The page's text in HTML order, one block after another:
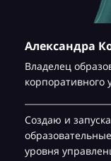
Александра
Владелец
корпоративного
Создаю и
уровня